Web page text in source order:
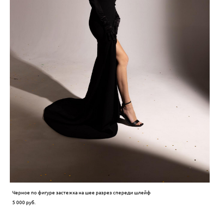
Черное по фигуре застежка на шее разрез спереди шлейф
5 000 pуб.